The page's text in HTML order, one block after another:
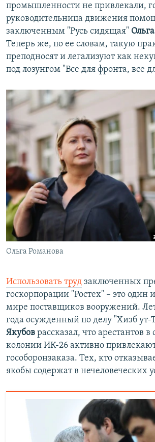
промышленности не привлекали,
руководительница движения
заключенным "Русь сидящая"
Теперь же, по ее словам, такую
преподносят и легализуют как
под лозунгом "Все для фронта, все
Ольга Романова
Использовать труд заключенных
госкорпорации "Ростех" – это один
мире поставщиков вооружений.
года осужденный по делу "Хизб ут-
Якубов рассказал, что арестантов
колонии ИК-26 активно
гособоронзаказа. Тех, кто
якобы содержат в нечеловеческих